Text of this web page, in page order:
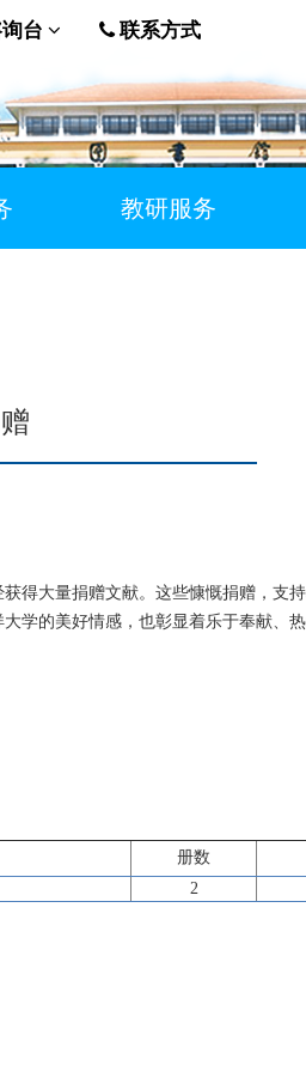
询台 联系方式
教研服务
得大量捐赠文献。这些慷慨捐赠，支
学的美好情感，也彰显着乐于奉献、热
册数
2